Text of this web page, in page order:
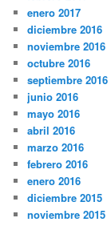
enero 2017
diciembre 2016
noviembre 2016
octubre 2016
septiembre 2016
junio 2016
mayo 2016
abril 2016
marzo 2016
febrero 2016
enero 2016
diciembre 2015
noviembre 2015